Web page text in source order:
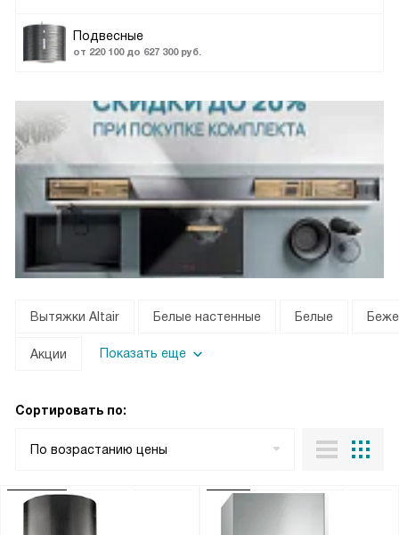
Подвесные
от 220 100 до 627 300 руб.
Вытяжки Altair Белые настенные Белые
Акции Показать еще
Сортировать по:
По возрастанию цены